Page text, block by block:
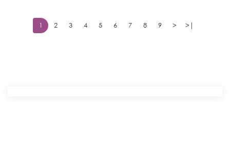
1 2 3 4 5 6 7 8 9 > >|